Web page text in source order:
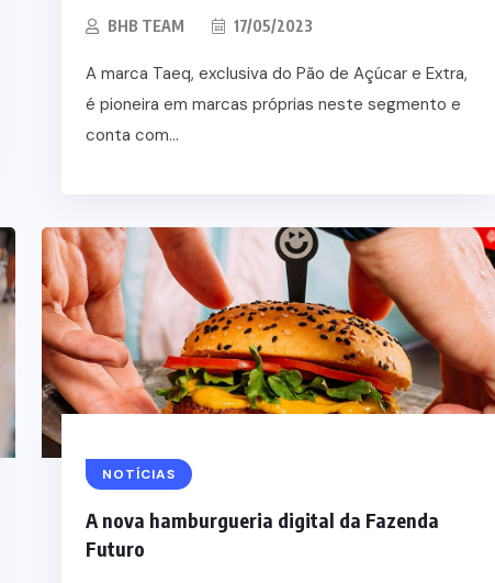
BHB TEAM 17/05/2023
A marca Taeq, exclusiva do Pão de Açúcar e Extra,
é pioneira em marcas próprias neste segmento e
conta com...
NOTÍCIAS
A nova hamburgueria digital da Fazenda
Futuro